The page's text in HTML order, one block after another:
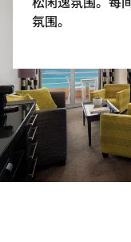
氛围。